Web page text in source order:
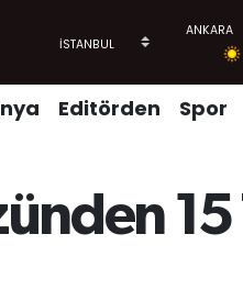
Editörden Spor